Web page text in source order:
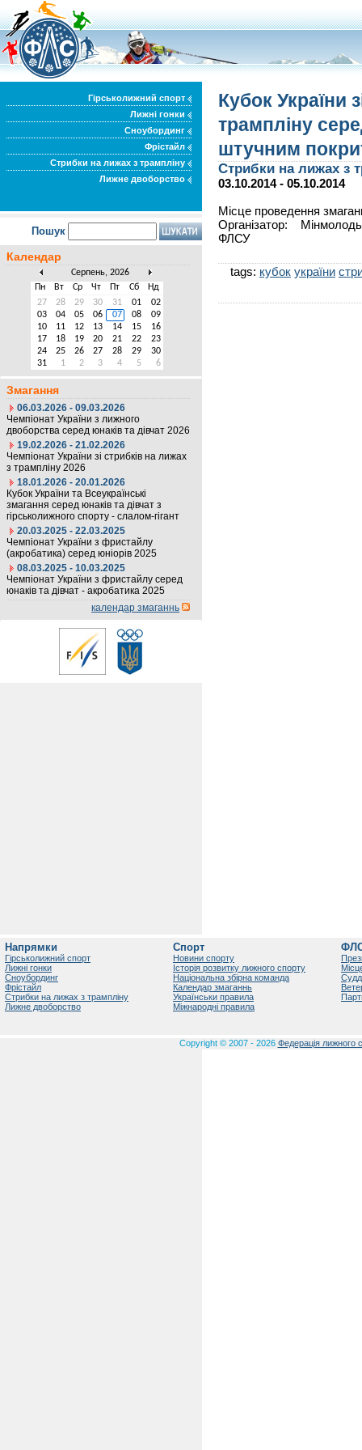
Гірськолижний спорт
Лижні гонки
Сноубординг
Фрістайл
Стрибки на лижах з трампліну
Лижне двоборство
Пошук
Календар
Серпень, 2026
Пн
Вт Ср Чт Пт Сб
Нд
27
28 29 30 31 01
02
03
04 05 06 07 08
09
10
11 12 13 14 15
16
17
18 19 20 21 22
23
24
25 26 27 28 29
30
31
1 2 3 4 5 6
Змагання
06.03.2026 - 09.03.2026
Чемпіонат України з лижного
двоборства серед юнаків та дівчат 2026
19.02.2026 - 21.02.2026
Чемпіонат України зі стрибків на лижах
з трампліну 2026
18.01.2026 - 20.01.2026
Кубок України та Всеукраїнські
змагання серед юнаків та дівчат з
гірськолижного спорту - слалом-гігант
20.03.2025 - 22.03.2025
Чемпіонат України з фристайлу
(акробатика) серед юніорів 2025
08.03.2025 - 10.03.2025
Чемпіонат України з фристайлу серед
юнаків та дівчат - акробатика 2025
календар змаганнь
Кубок України
трампліну
штучним
Стрибки на лижах з
03.10.2014 - 05.10.2014
Місце проведення
Організатор:
ФЛСУ
tags: кубок україни
Напрямки
Гірськолижний спорт
Лижні гонки
Сноубординг
Фрістайл
Стрибки на лижах з трампліну
Лижне двоборство
Спорт
Новини спорту
Історія розвитку лижного спорту
Національна збірна команда
Календар змаганнь
Українськи правила
Міжнародні правила
Copyright © 2007 - 2026 Федерація лижного